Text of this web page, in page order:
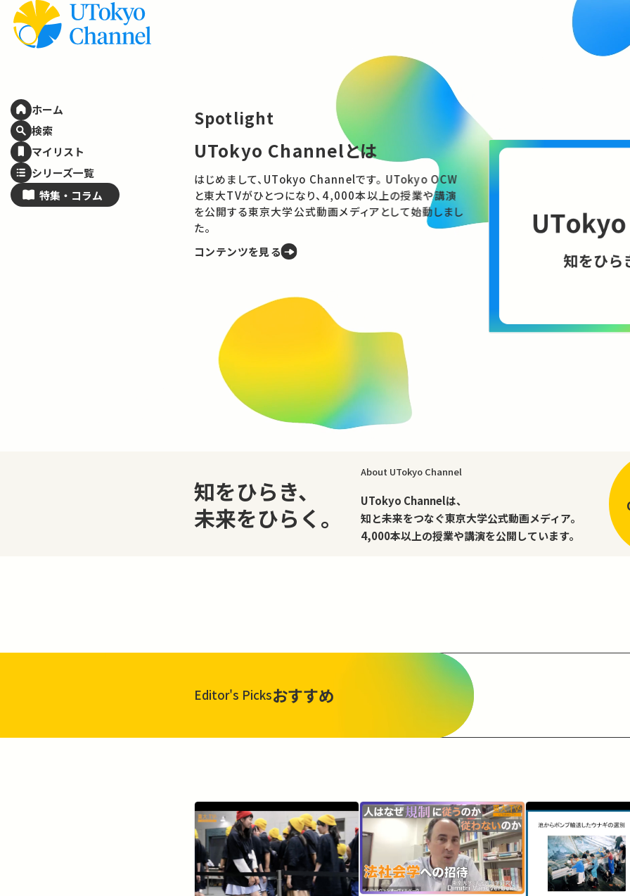
ホーム
検索
マイリスト
シリーズ一覧
特集・ コラム
Spotlight
UTokyo Channelとは
はじめまして、UTokyo Channelです。 UTokyo OCW
と東大TVがひとつになり、4,000本以上の授業や講演
を公開する東京大学公式動画メディアとして始動しまし
た。
コンテンツを見る
知をひらき、
未来をひらく。
About UTokyo Channel
UTokyo Channelは、
知と未来をつなぐ東京大学公式動画メディア。
4,000本以上の授業や講演を公開しています。
Editor's Picksおすすめ